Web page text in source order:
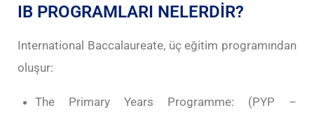
IB PROGRAMLARI NELERDİR?
International Baccalaureate, üç eğitim programından
oluşur:
The Primary Years Programme: (PYP –